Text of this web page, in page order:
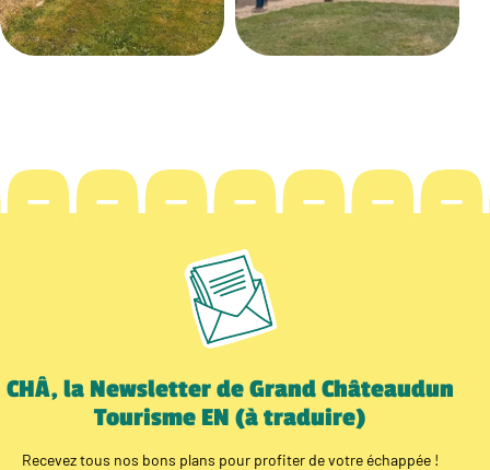
CHÂ, la Newsletter de Grand Châteaudun
Tourisme EN (à traduire)
Recevez tous nos bons plans pour profiter de votre échappée !